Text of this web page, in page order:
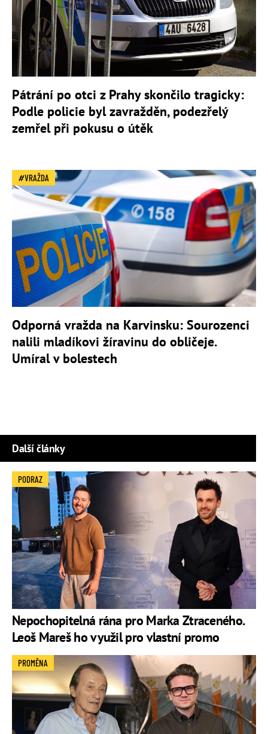
Pátrání po otci z Prahy skončilo tragicky:
Podle policie byl zavražděn, podezřelý
zemřel při pokusu o útěk
VRAŽDA
Odporná vražda na Karvinsku: Sourozenci
nalili mladíkovi žíravinu do obličeje.
Umíral v bolestech
Další články
Nepochopitelná rána pro Marka Ztraceného.
Leoš Mareš ho využil pro vlastní promo
PODRAZ
PROMĚNA